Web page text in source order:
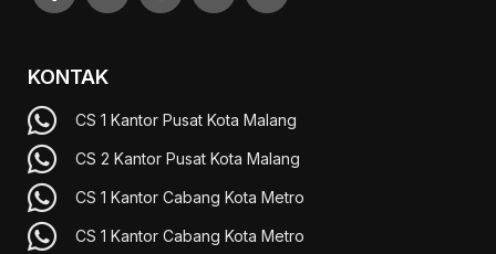
KONTAK
CS 1 Kantor Pusat Kota Malang
CS 2 Kantor Pusat Kota Malang
CS 1 Kantor Cabang Kota Metro
CS 1 Kantor Cabang Kota Metro